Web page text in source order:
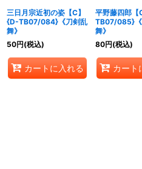
三日月宗近初の姿【C】
{D-TB07/084}《刀剣乱
舞》
50円(税込)
カートに入れる
平野藤四郎【
TB07/085}《
舞》
80円(税込)
カート